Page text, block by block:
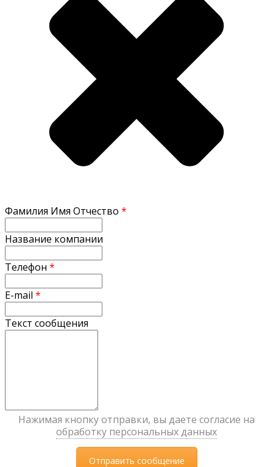
Фамилия Имя Отчество *
Название компании
Телефон *
E-mail *
Текст сообщения
Нажимая кнопку отправки, вы даете согласие на
обработку персональных данных